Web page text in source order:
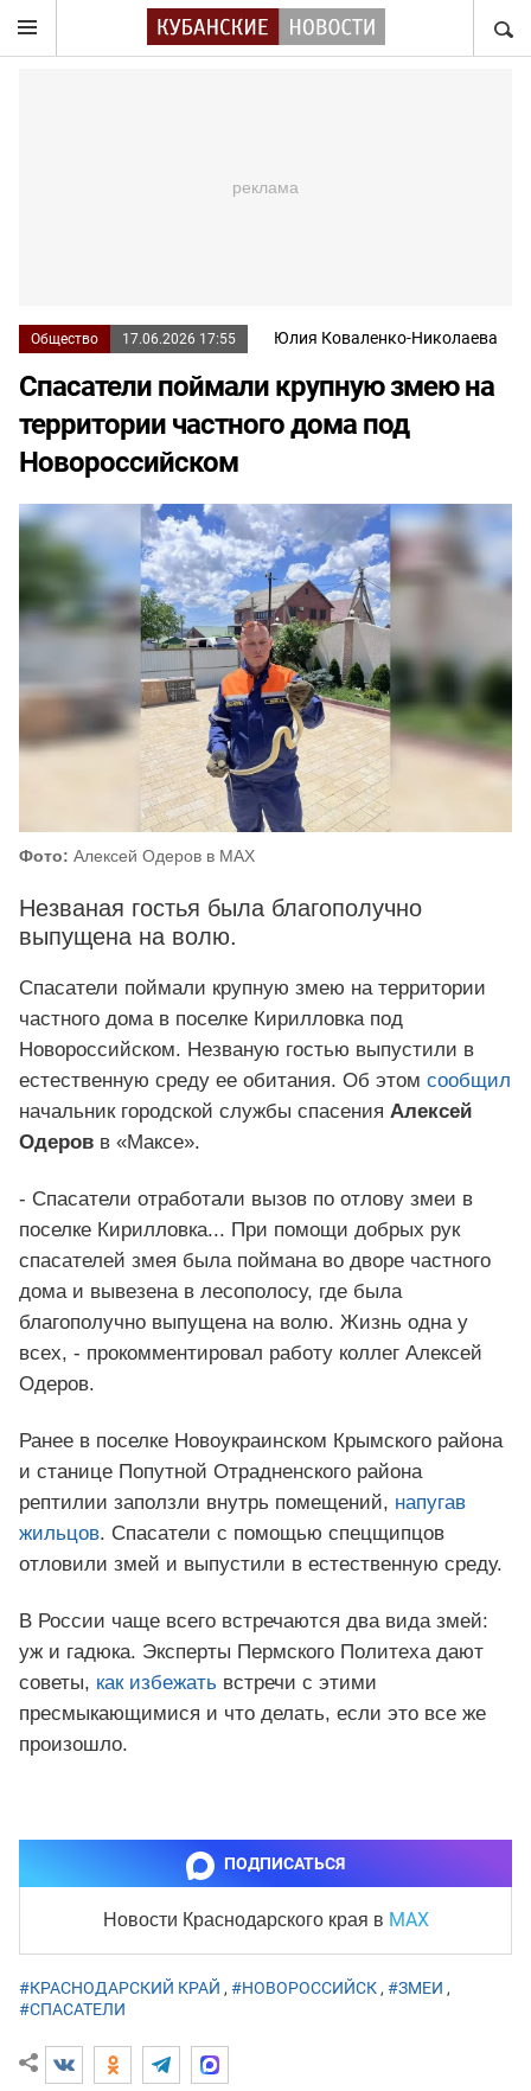
Общество 17.06.2026 17:55 Юлия Коваленко-Николаева
Спасатели поймали крупную змею на
территории частного дома под
Новороссийском
Фото: Алексей Одеров в MAX
Незваная гостья была благополучно
выпущена на волю.
Спасатели поймали крупную змею на территории
частного дома в поселке Кирилловка под
Новороссийском. Незваную гостью выпустили в
естественную среду ее обитания. Об этом сообщил
начальник городской службы спасения Алексей
Одеров в «Максе».
- Спасатели отработали вызов по отлову змеи в
поселке Кирилловка... При помощи добрых рук
спасателей змея была поймана во дворе частного
дома и вывезена в лесополосу, где была
благополучно выпущена на волю. Жизнь одна у
всех, - прокомментировал работу коллег Алексей
Одеров.
Ранее в поселке Новоукраинском Крымского района
и станице Попутной Отрадненского района
рептилии заползли внутрь помещений, напугав
жильцов. Спасатели с помощью спецщипцов
отловили змей и выпустили в естественную среду.
В России чаще всего встречаются два вида змей:
уж и гадюка. Эксперты Пермского Политеха дают
советы, как избежать встречи с этими
пресмыкающимися и что делать, если это все же
произошло.
ПОДПИСАТЬСЯ
Новости Краснодарского края в MAX
#КРАСНОДАРСКИЙ КРАЙ , #НОВОРОССИЙСК, #ЗМЕИ ,
#СПАСАТЕЛИ